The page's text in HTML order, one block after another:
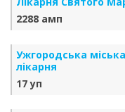
2288 амп
Ужгородська
лікарня
17 уп